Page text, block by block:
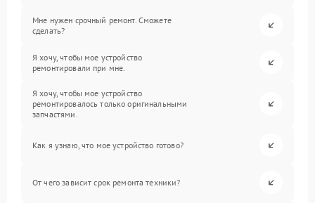
Мне нужен срочный ремонт. Сможете
сделать?
Я хочу, чтобы мое устройство
ремонтировали при мне.
Я хочу, чтобы мое устройство
ремонтировалось только оригинальными
запчастями.
Как я узнаю, что мое устройство готово?
От чего зависит срок ремонта техники?